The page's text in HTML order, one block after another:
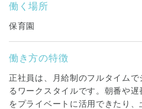
働く場所
保育園
働き方の特徴
正社員は、月給制のフルタイム
るワークスタイルです。朝番や
をプライベートに活用できたり、